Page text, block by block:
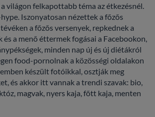
világon felkapottabb téma az étkezésnél.
Iszonyatosan nézettek a főzős
a főzős versenyek, repkednek a
a menő éttermek fogásai a Facebookon,
minden nap új és új diétákról
food-pornolnak a közösségi oldalakon
készült fotóikkal, osztják meg
és akkor itt vannak a trendi szavak: bio,
magvak, nyers kaja, főtt kaja, menten